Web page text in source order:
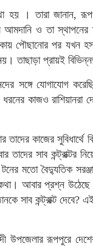
হয় । তারা জানান,
ও তা স্থাপনের
পৌছানোর পর যখন
প্রায়ই
সঙ্গে যোগাযোগ
কাজও
কাজের সুবিধার্থে
তাদের সাব
মতো বৈদ্যুতিক
আবার প্রশ্ন উঠেছে
সাব কন্ট্রাক্ট
উপজেলার রূপপুরে